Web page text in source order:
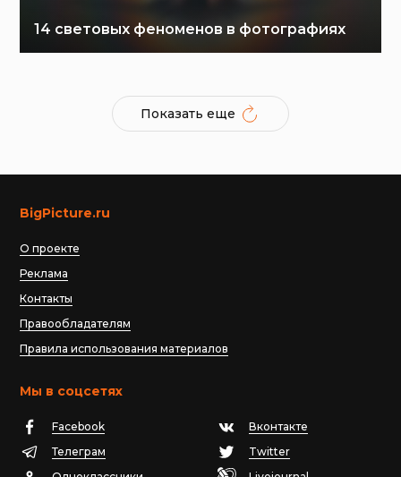
14 световых феноменов в фотографиях
Показать еще
BigPicture.ru
О проекте
Реклама
Контакты
Правообладателям
Правила использования материалов
Мы в соцсетях
Facebook
Вконтакте
Телеграм
Twitter